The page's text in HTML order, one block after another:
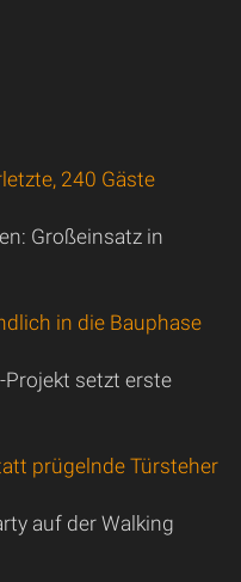
240 Gäste
Großeinsatz in
in die Bauphase
setzt erste
prügelnde Türsteher
auf der Walking